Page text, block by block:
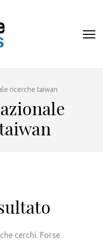
ricerche taiwan
cerchi. Forse